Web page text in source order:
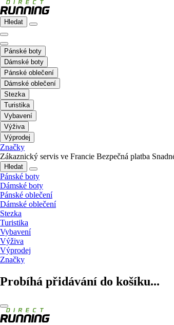
Hledat
Pánské boty
Dámské boty
Pánské oblečení
Dámské oblečení
Stezka
Turistika
Vybavení
Výživa
Výprodej
Značky
Zákaznický servis ve Francie Bezpečná platba
Hledat
Pánské boty
Dámské boty
Pánské oblečení
Dámské oblečení
Stezka
Turistika
Vybavení
Výživa
Výprodej
Značky
Probíhá přidávání do košíku...